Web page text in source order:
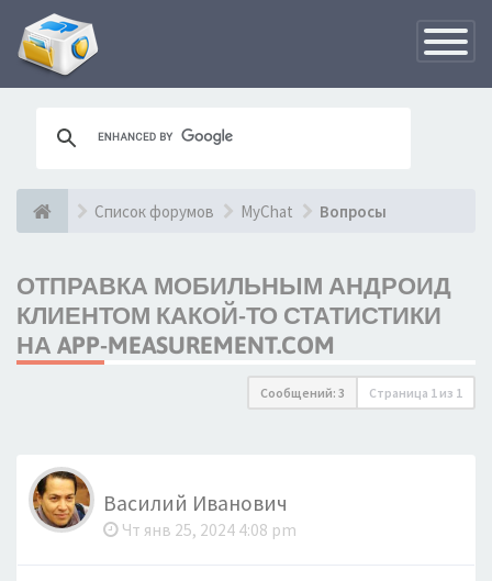
Список форумов MyChat Вопросы
ОТПРАВКА МОБИЛЬНЫМ АНДРОИД
КЛИЕНТОМ КАКОЙ-ТО СТАТИСТИКИ
НА APP-MEASUREMENT.COM
Сообщений: 3 Страница 1 из 1
Василий Иванович
Чт янв 25, 2024 4:08 pm